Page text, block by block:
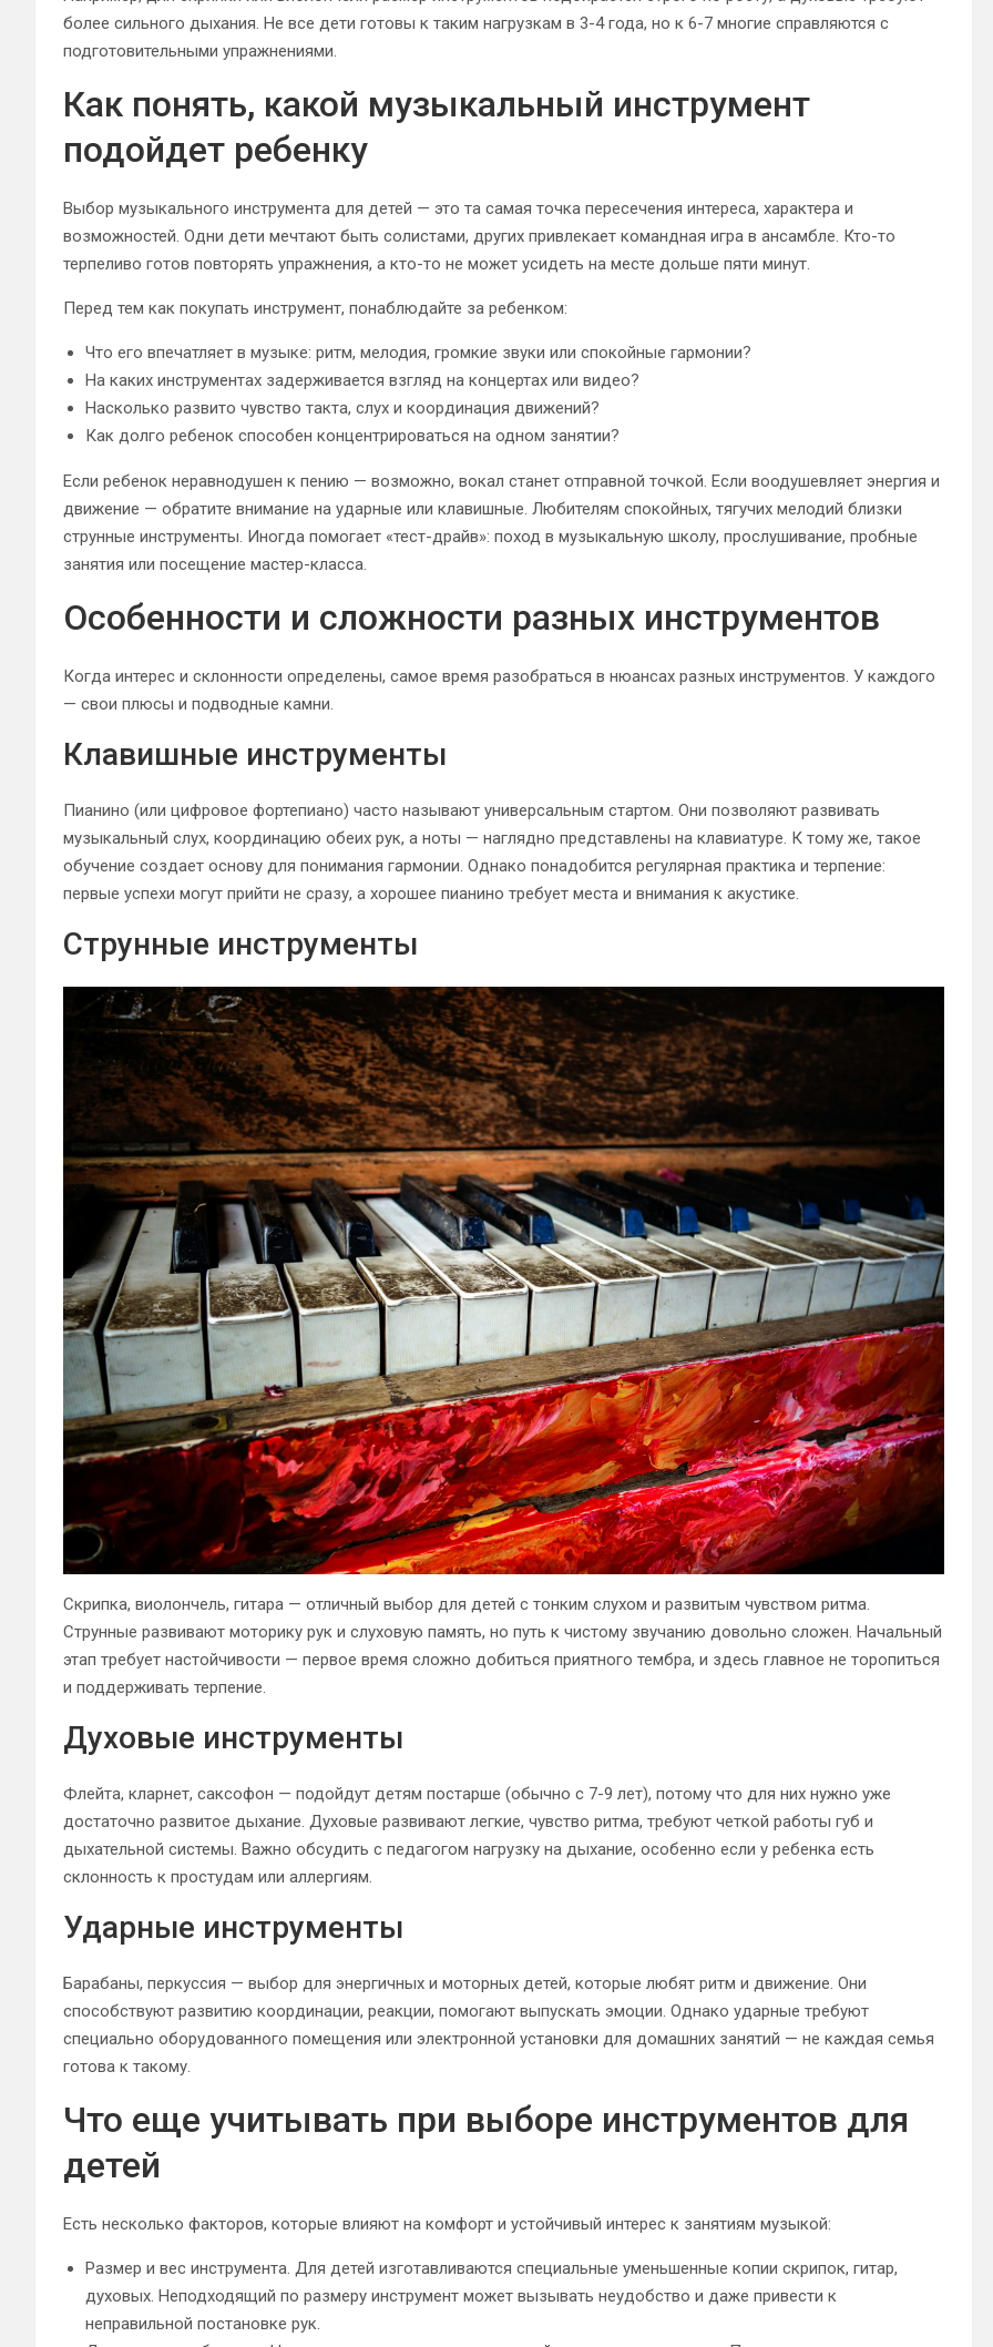
более сильного дыхания. Не все дети готовы к таким нагрузкам в 3-4 года, но к 6-7 многие справляются с
подготовительными упражнениями.
Как понять, какой музыкальный инструмент
подойдет ребенку
Выбор музыкального инструмента для детей — это та самая точка пересечения интереса, характера и
возможностей. Одни дети мечтают быть солистами, других привлекает командная игра в ансамбле. Кто-то
терпеливо готов повторять упражнения, а кто-то не может усидеть на месте дольше пяти минут.
Перед тем как покупать инструмент, понаблюдайте за ребенком:
Что его впечатляет в музыке: ритм, мелодия, громкие звуки или спокойные гармонии?
На каких инструментах задерживается взгляд на концертах или видео?
Насколько развито чувство такта, слух и координация движений?
Как долго ребенок способен концентрироваться на одном занятии?
Если ребенок неравнодушен к пению — возможно, вокал станет отправной точкой. Если воодушевляет энергия и
движение — обратите внимание на ударные или клавишные. Любителям спокойных, тягучих мелодий близки
струнные инструменты. Иногда помогает «тест-драйв»: поход в музыкальную школу, прослушивание, пробные
занятия или посещение мастер-класса.
Особенности и сложности разных инструментов
Когда интерес и склонности определены, самое время разобраться в нюансах разных инструментов. У каждого
— свои плюсы и подводные камни.
Клавишные инструменты
Пианино (или цифровое фортепиано) часто называют универсальным стартом. Они позволяют развивать
музыкальный слух, координацию обеих рук, а ноты — наглядно представлены на клавиатуре. К тому же, такое
обучение создает основу для понимания гармонии. Однако понадобится регулярная практика и терпение:
первые успехи могут прийти не сразу, а хорошее пианино требует места и внимания к акустике.
Струнные инструменты
Скрипка, виолончель, гитара — отличный выбор для детей с тонким слухом и развитым чувством ритма.
Струнные развивают моторику рук и слуховую память, но путь к чистому звучанию довольно сложен. Начальный
этап требует настойчивости — первое время сложно добиться приятного тембра, и здесь главное не торопиться
и поддерживать терпение.
Духовые инструменты
Флейта, кларнет, саксофон — подойдут детям постарше (обычно с 7-9 лет), потому что для них нужно уже
достаточно развитое дыхание. Духовые развивают легкие, чувство ритма, требуют четкой работы губ и
дыхательной системы. Важно обсудить с педагогом нагрузку на дыхание, особенно если у ребенка есть
склонность к простудам или аллергиям.
Ударные инструменты
Барабаны, перкуссия — выбор для энергичных и моторных детей, которые любят ритм и движение. Они
способствуют развитию координации, реакции, помогают выпускать эмоции. Однако ударные требуют
специально оборудованного помещения или электронной установки для домашних занятий — не каждая семья
готова к такому.
Что еще учитывать при выборе инструментов для
детей
Есть несколько факторов, которые влияют на комфорт и устойчивый интерес к занятиям музыкой:
Размер и вес инструмента. Для детей изготавливаются специальные уменьшенные копии скрипок, гитар,
духовых. Неподходящий по размеру инструмент может вызывать неудобство и даже привести к
неправильной постановке рук.